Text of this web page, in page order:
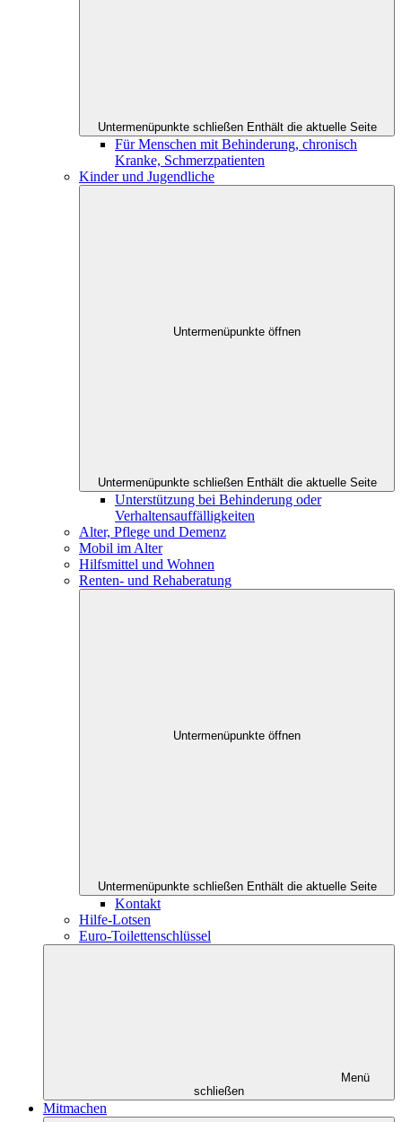
Untermenüpunkte schließen Enthält die aktuelle Seite
Für Menschen mit Behinderung, chronisch
Kranke, Schmerzpatienten
Kinder und Jugendliche
Untermenüpunkte öffnen
Untermenüpunkte schließen Enthält die aktuelle Seite
Unterstützung bei Behinderung oder
Verhaltensauffälligkeiten
Alter, Pflege und Demenz
Mobil im Alter
Hilfsmittel und Wohnen
Renten- und Rehaberatung
Untermenüpunkte öffnen
Untermenüpunkte schließen Enthält die aktuelle Seite
Kontakt
Hilfe-Lotsen
Euro-Toilettenschlüssel
Menü
schließen
Mitmachen